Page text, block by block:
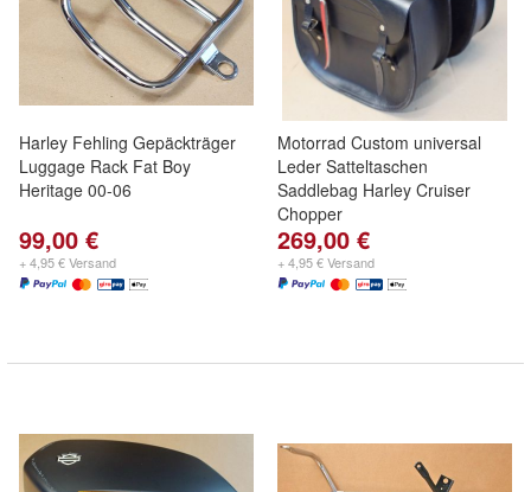
Harley Fehling Gepäckträger
Luggage Rack Fat Boy
Heritage 00-06
99,00 €
+ 4,95 € Versand
Motorrad Custom universal
Leder Satteltaschen
Saddlebag Harley Cruiser
Chopper
269,00 €
+ 4,95 € Versand